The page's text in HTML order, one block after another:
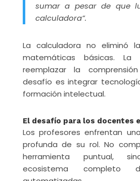
sumar a pesar de que
calculadora”.
La calculadora no eliminó
matemáticas básicas.
reemplazar la
desafío es integrar
formación intelectual.
El desafío para los docentes
Los profesores enfrentan
profunda de su rol. No
herramienta puntual,
ecosistema completo